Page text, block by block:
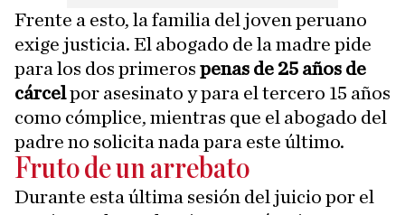
Frente a esto, la familia del joven peruano
exige justicia. El abogado de la madre pide
para los dos primeros penas de 25 años de
cárcelpor asesinato y para el tercero 15 años
como cómplice, mientras que el abogado del
padre no solicita nada para este último.
Fruto de un arrebato
Durante esta última sesión del juicio por el